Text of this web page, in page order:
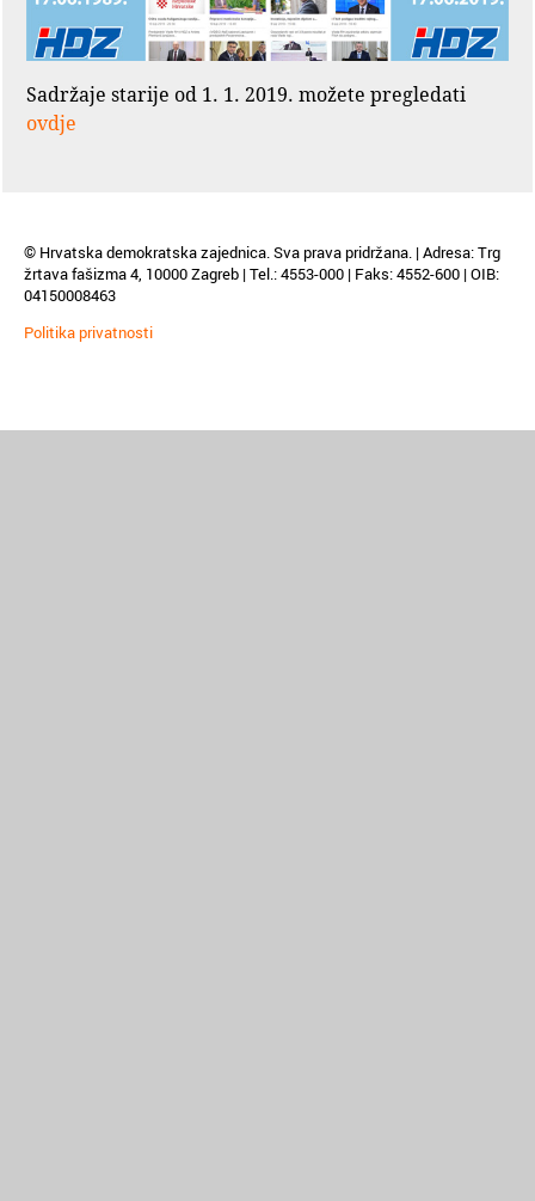
Sadržaje starije od 1. 1. 2019. možete pregledati
ovdje
© Hrvatska demokratska zajednica. Sva prava pridržana. | Adresa: Trg
žrtava fašizma 4, 10000 Zagreb | Tel.: 4553-000 | Faks: 4552-600 | OIB:
04150008463
Politika privatnosti